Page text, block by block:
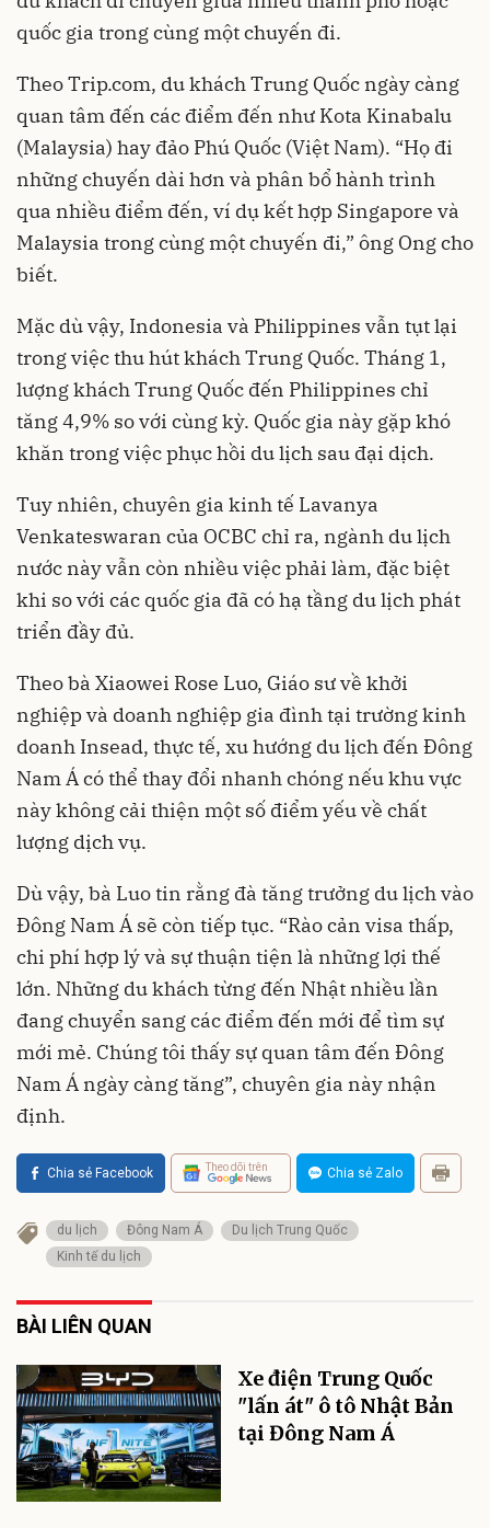
quốc gia trong cùng một chuyến đi.
Theo Trip.com, du khách Trung Quốc ngày càng
quan tâm đến các điểm đến như Kota Kinabalu
(Malaysia) hay đảo Phú Quốc (Việt Nam). “Họ đi
những chuyến dài hơn và phân bổ hành trình
qua nhiều điểm đến, ví dụ kết hợp Singapore và
Malaysia trong cùng một chuyến đi,” ông Ong cho
biết.
Mặc dù vậy, Indonesia và Philippines vẫn tụt lại
trong việc thu hút khách Trung Quốc. Tháng 1,
lượng khách Trung Quốc đến Philippines chỉ
tăng 4,9% so với cùng kỳ. Quốc gia này gặp khó
khăn trong việc phục hồi du lịch sau đại dịch.
Tuy nhiên, chuyên gia kinh tế Lavanya
Venkateswaran của OCBC chỉ ra, ngành du lịch
nước này vẫn còn nhiều việc phải làm, đặc biệt
khi so với các quốc gia đã có hạ tầng du lịch phát
triển đầy đủ.
Theo bà Xiaowei Rose Luo, Giáo sư về khởi
nghiệp và doanh nghiệp gia đình tại trường kinh
doanh Insead, thực tế, xu hướng du lịch đến Đông
Nam Á có thể thay đổi nhanh chóng nếu khu vực
này không cải thiện một số điểm yếu về chất
lượng dịch vụ.
Dù vậy, bà Luo tin rằng đà tăng trưởng du lịch vào
Đông Nam Á sẽ còn tiếp tục. “Rào cản visa thấp,
chi phí hợp lý và sự thuận tiện là những lợi thế
lớn. Những du khách từng đến Nhật nhiều lần
đang chuyển sang các điểm đến mới để tìm sự
mới mẻ. Chúng tôi thấy sự quan tâm đến Đông
Nam Á ngày càng tăng”, chuyên gia này nhận
định.
Chia sẻ Facebook Theo dõi trên Chia sẻ Zalo
du lịch Đông Nam Á
Du lịch Trung Quốc
Kinh tế du lịch
BÀI LIÊN QUAN
Xe điện Trung Quốc
"lấn át" ô tô Nhật Bản
tại Đông Nam Á